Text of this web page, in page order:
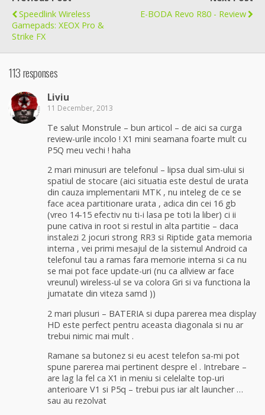
Speedlink Wireless
Gamepads: XEOX Pro &
Strike FX
E-BODA Revo R80 - Review
113 responses
Liviu
11 December, 2013
Te salut Monstrule – bun articol – de aici sa curga
review-urile incolo ! X1 mini seamana foarte mult cu
P5Q meu vechi ! haha
2 mari minusuri are telefonul – lipsa dual sim-ului si
spatiul de stocare (aici situatia este destul de urata
din cauza implementarii MTK , nu inteleg de ce se
face acea partitionare urata , adica din cei 16 gb
(vreo 14-15 efectiv nu ti-i lasa pe toti la liber) ci ii
pune cativa in root si restul in alta partitie – daca
instalezi 2 jocuri strong RR3 si Riptide gata memoria
interna , vei primi mesajul de la sistemul Android ca
telefonul tau a ramas fara memorie interna si ca nu
se mai pot face update-uri (nu ca allview ar face
vreunul) wireless-ul se va colora Gri si va functiona la
jumatate din viteza samd ))
2 mari plusuri – BATERIA si dupa parerea mea display
HD este perfect pentru aceasta diagonala si nu ar
trebui nimic mai mult .
Ramane sa butonez si eu acest telefon sa-mi pot
spune parerea mai pertinent despre el . Intrebare –
are lag la fel ca X1 in meniu si celelalte top-uri
anterioare V1 si P5q – trebui pus iar alt launcher …
sau au rezolvat